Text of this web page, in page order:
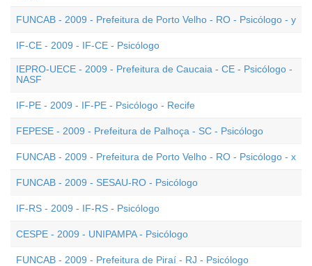
FUNCAB - 2009 - Prefeitura de Porto Velho - RO - Psicólogo - y
IF-CE - 2009 - IF-CE - Psicólogo
IEPRO-UECE - 2009 - Prefeitura de Caucaia - CE - Psicólogo -
NASF
IF-PE - 2009 - IF-PE - Psicólogo - Recife
FEPESE - 2009 - Prefeitura de Palhoça - SC - Psicólogo
FUNCAB - 2009 - Prefeitura de Porto Velho - RO - Psicólogo - x
FUNCAB - 2009 - SESAU-RO - Psicólogo
IF-RS - 2009 - IF-RS - Psicólogo
CESPE - 2009 - UNIPAMPA - Psicólogo
FUNCAB - 2009 - Prefeitura de Piraí - RJ - Psicólogo